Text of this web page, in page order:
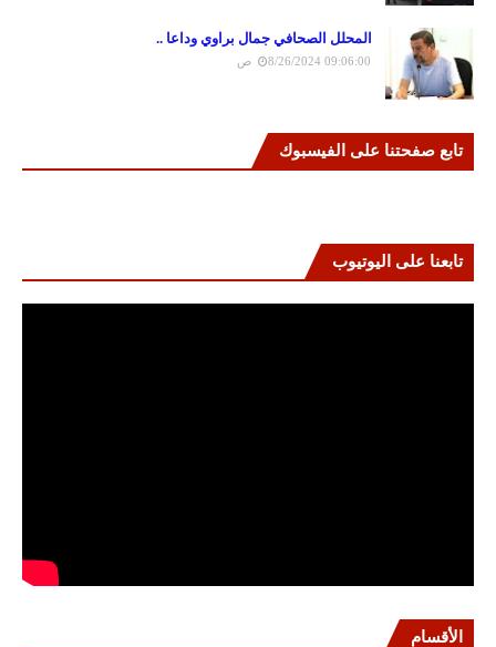
المحلل الصحافي جمال براوي وداعا ..
8/26/2024 09:06:00 ص
تابع صفحتنا على الفيسبوك
تابعنا على اليوتيوب
الأقسام